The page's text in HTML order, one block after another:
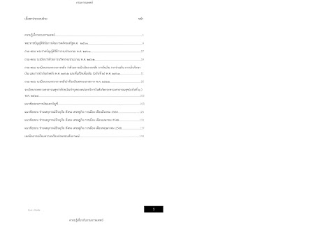
และ
บัญชี
กรม
การ
แพทย์
ชิ้น